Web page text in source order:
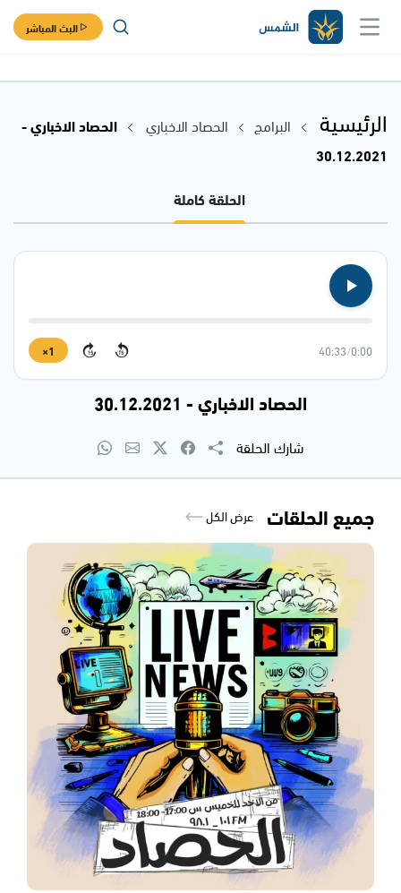
البث المباشر
الرئيسية البرامج الحصاد الاخباري
الحصاد الاخباري -
30.12.2021
الحلقة كاملة
0:00
/
40:33
15
15
1×
الحصاد الاخباري - 30.12.2021
شارك الحلقة
جميع الحلقات عرض الكل